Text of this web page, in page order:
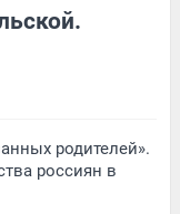
родителей».
россиян в